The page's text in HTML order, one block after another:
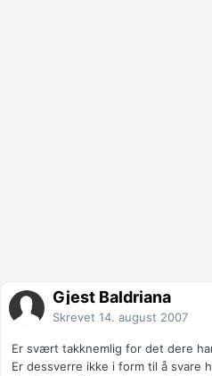
Gjest Baldriana
Skrevet 14. august 2007
Er svært takknemlig for det dere
Er dessverre ikke i form til å svare